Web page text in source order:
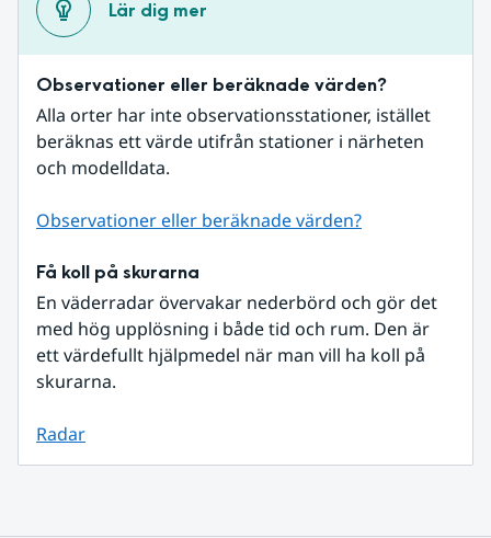
Lär dig mer
Observationer eller beräknade värden?
Alla orter har inte observationsstationer, istället
beräknas ett värde utifrån stationer i närheten
och modelldata.
Observationer eller beräknade värden?
Få koll på skurarna
En väderradar övervakar nederbörd och gör det
med hög upplösning i både tid och rum. Den är
ett värdefullt hjälpmedel när man vill ha koll på
skurarna.
Radar